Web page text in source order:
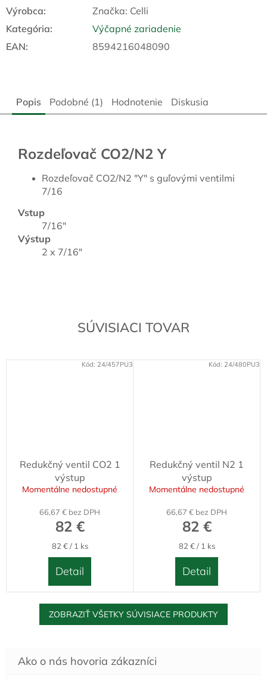
Výrobca:
Značka: Celli
Kategória:
Výčapné zariadenie
EAN: 8594216048090
SÚVISIACI TOVAR
Redukčný ventil CO2 1
výstup
Momentálne nedostupné
66,67 € bez DPH
82 €
Jednotková
cena:
82 € / 1 ks
Detail
Kód: 24/457PU3
Redukčný ventil N2 1
výstup
Momentálne nedostupné
66,67 € bez DPH
82 €
Jednotková
cena:
82 € / 1 ks
Detail
Kód: 24/480PU3
ZOBRAZIŤ VŠETKY SÚVISIACE PRODUKTY
Popis Podobné (1) Hodnotenie Diskusia
Rozdeľovač CO2/N2 Y
Rozdeľovač CO2/N2 "Y" s guľovými ventilmi
7/16
Vstup
7/16"
Výstup
2 x 7/16"